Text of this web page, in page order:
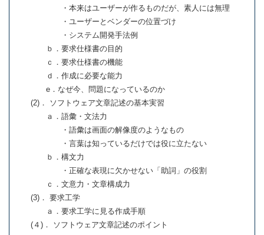
・本来はユーザーが作るものだが、素人には無理
・ユーザーとベンダーの位置づけ
・システム開発手法例
ｂ．要求仕様書の目的
ｃ．要求仕様書の機能
ｄ．作成に必要な能力
e．なぜ今、問題になっているのか
(2)． ソフトウェア文章記述の基本実習
ａ．語彙・文法力
・語彙は画面の解像度のようなもの
・言葉は知っているだけでは役に立たない
ｂ．構文力
・正確な表現に欠かせない「助詞」の役割
ｃ．文意力・文章構成力
(3)． 要求工学
ａ．要求工学に見る作成手順
(４)． ソフトウェア文章記述のポイント